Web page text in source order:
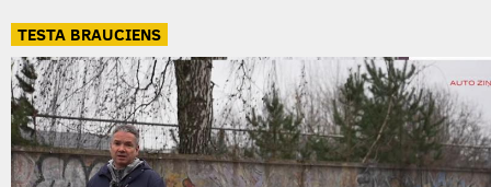
TESTA BRAUCIENS